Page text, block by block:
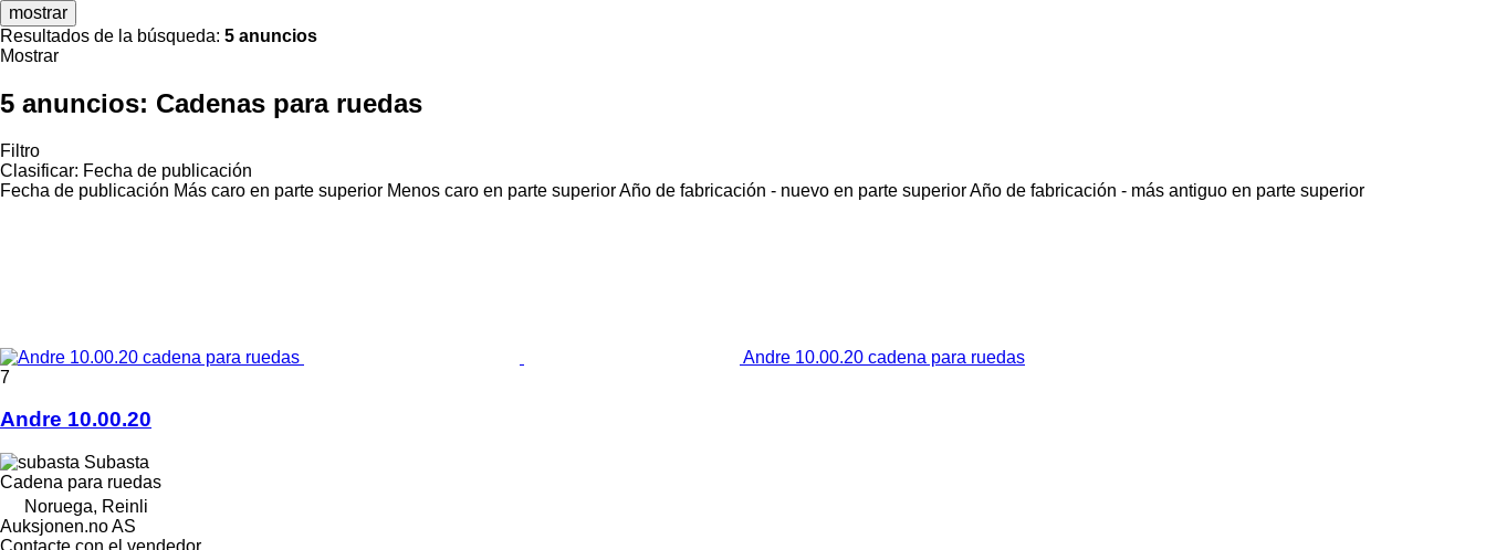
mostrar
Resultados de la búsqueda: 5 anuncios
Mostrar
5 anuncios: Cadenas para ruedas
Filtro
Clasificar: Fecha de publicación
Fecha de publicación Más caro en parte superior Menos caro en parte superiorAño de fabricación - nuevo en parte superiorAño de fabricación - más antiguo en parte superior
Andre 10.00.20 cadena para ruedas
7
Andre 10.00.20
Subasta
Cadena para ruedas
Noruega, Reinli
Auksjonen.no AS